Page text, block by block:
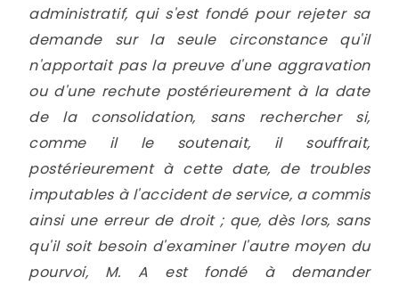
administratif, qui s'est fondé pour rejeter sa
demande sur la seule circonstance qu'il
n'apportait pas la preuve d'une aggravation
ou d'une rechute postérieurement à la date
de la consolidation, sans rechercher si,
comme il le soutenait, il souffrait,
postérieurement à cette date, de troubles
imputables à l'accident de service, a commis
ainsi une erreur de droit ; que, dès lors, sans
qu'il soit besoin d'examiner l'autre moyen du
pourvoi, M. A est fondé à demander